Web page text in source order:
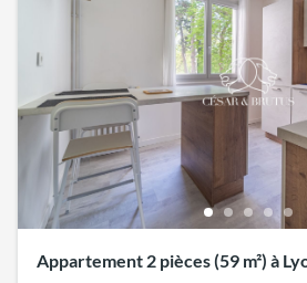
Appartement 2 pièces (59 m²) à